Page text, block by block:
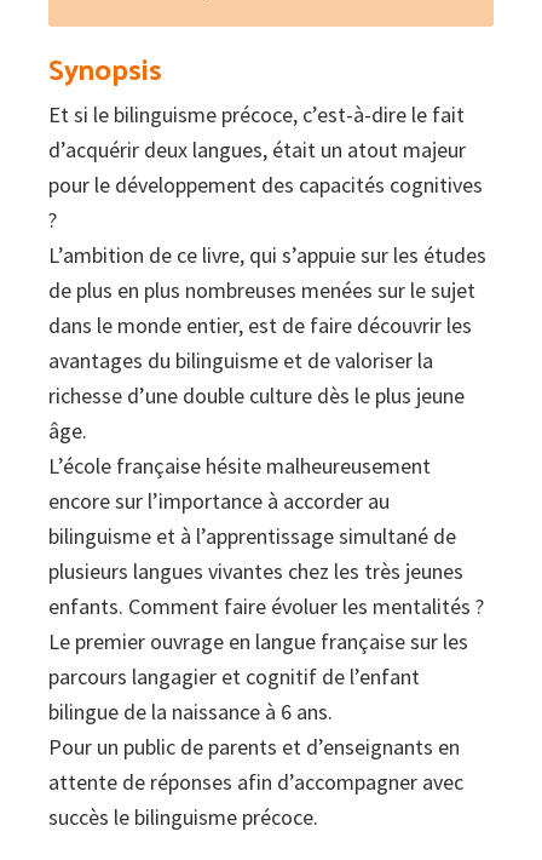
petite
enfance
à
l'école
Synopsis
Et si le bilinguisme précoce, c’est-à-dire le fait
d’acquérir deux langues, était un atout majeur
pour le développement des capacités cognitives
?
L’ambition de ce livre, qui s’appuie sur les études
de plus en plus nombreuses menées sur le sujet
dans le monde entier, est de faire découvrir les
avantages du bilinguisme et de valoriser la
richesse d’une double culture dès le plus jeune
âge.
L’école française hésite malheureusement
encore sur l’importance à accorder au
bilinguisme et à l’apprentissage simultané de
plusieurs langues vivantes chez les très jeunes
enfants. Comment faire évoluer les mentalités ?
Le premier ouvrage en langue française sur les
parcours langagier et cognitif de l’enfant
bilingue de la naissance à 6 ans.
Pour un public de parents et d’enseignants en
attente de réponses afin d’accompagner avec
succès le bilinguisme précoce.